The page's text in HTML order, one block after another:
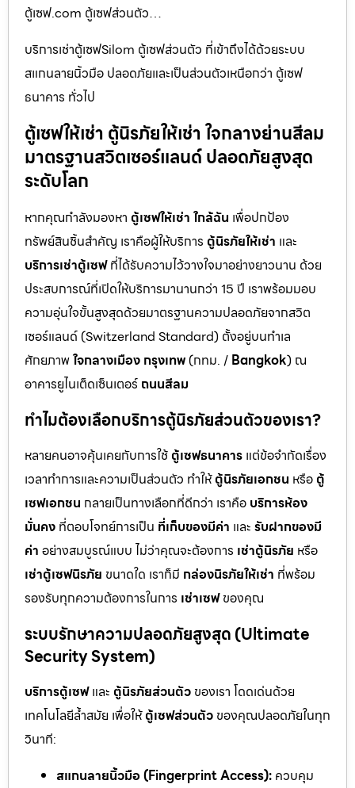
ตู้เซฟ.com ตู้เซฟส่วนตัว…
บริการเช่าตู้เซฟSilom ตู้เซฟส่วนตัว ที่เข้าถึงได้ด้วยระบบ
สแกนลายนิ้วมือ ปลอดภัยและเป็นส่วนตัวเหนือกว่า ตู้เซฟ
ธนาคาร ทั่วไป
ตู้เซฟให้เช่า ตู้นิรภัยให้เช่า ใจกลางย่านสีลม
มาตรฐานสวิตเซอร์แลนด์ ปลอดภัยสูงสุด
ระดับโลก
หากคุณกำลังมองหา ตู้เซฟให้เช่า ใกล้ฉัน เพื่อปกป้อง
ทรัพย์สินชิ้นสำคัญ เราคือผู้ให้บริการ ตู้นิรภัยให้เช่า และ
บริการเช่าตู้เซฟที่ได้รับความไว้วางใจมาอย่างยาวนาน ด้วย
ประสบการณ์ที่เปิดให้บริการมานานกว่า 15 ปี เราพร้อมมอบ
ความอุ่นใจขั้นสูงสุดด้วยมาตรฐานความปลอดภัยจากสวิต
เซอร์แลนด์ (Switzerland Standard) ตั้งอยู่บนทำเล
ศักยภาพใจกลางเมือง กรุงเทพ(กทม. / Bangkok) ณ
อาคารยูไนเต็ดเซ็นเตอร์ ถนนสีลม
ทำไมต้องเลือกบริการตู้นิรภัยส่วนตัวของเรา?
หลายคนอาจคุ้นเคยกับการใช้ ตู้เซฟธนาคาร แต่ข้อจำกัดเรื่อง
เวลาทำการและความเป็นส่วนตัว ทำให้ตู้นิรภัยเอกชน หรือ ตู้
เซฟเอกชน กลายเป็นทางเลือกที่ดีกว่า เราคือ บริการห้อง
มั่นคง ที่ตอบโจทย์การเป็น ที่เก็บของมีค่า และ รับฝากของมี
ค่า อย่างสมบูรณ์แบบ ไม่ว่าคุณจะต้องการ เช่าตู้นิรภัย หรือ
เช่าตู้เซฟนิรภัย ขนาดใด เราก็มี กล่องนิรภัยให้เช่า ที่พร้อม
รองรับทุกความต้องการในการ เช่าเซฟของคุณ
ระบบรักษาความปลอดภัยสูงสุด (Ultimate
Security System)
บริการตู้เซฟและ ตู้นิรภัยส่วนตัว ของเรา โดดเด่นด้วย
เทคโนโลยีล้ำสมัย เพื่อให้ตู้เซฟส่วนตัว ของคุณปลอดภัยในทุก
วินาที:
สแกนลายนิ้วมือ (Fingerprint Access): ควบคุม